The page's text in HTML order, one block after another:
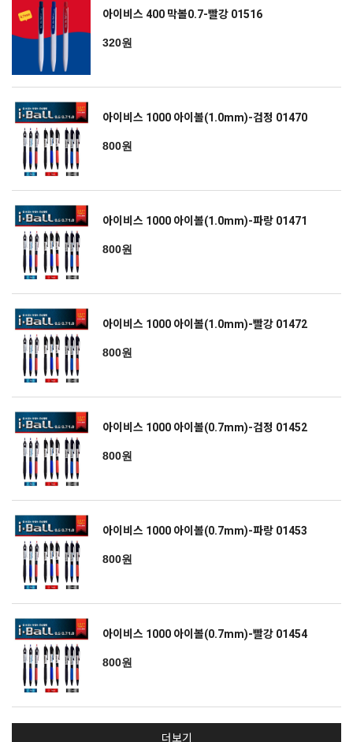
아이비스 400 막볼0.7-빨강 01516
320원
아이비스 1000 아이볼(1.0mm)-검정 01470
800원
아이비스 1000 아이볼(1.0mm)-파랑 01471
800원
아이비스 1000 아이볼(1.0mm)-빨강 01472
800원
아이비스 1000 아이볼(0.7mm)-검정 01452
800원
아이비스 1000 아이볼(0.7mm)-파랑 01453
800원
아이비스 1000 아이볼(0.7mm)-빨강 01454
800원
더보기